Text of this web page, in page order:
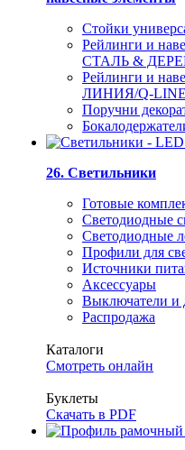
Стойки
Рейлинги и
СТАЛЬ &
Рейлинги и
ЛИНИЯ/Q-LINE
Поручни
26. Светильники
Готовые
Светодиодные
Светодиодные
Профили для
Источники
Аксессуары
Выключатели и
Распродажа
Каталоги
Смотреть онлайн
Буклеты
Скачать в PDF